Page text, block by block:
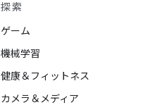
探索
ゲーム
機械学習
健康＆フィットネス
カメラ＆メディア